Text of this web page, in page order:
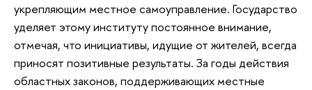
укрепляющим местное самоуправление. Государство
уделяет этому институту постоянное внимание,
отмечая, что инициативы, идущие от жителей, всегда
приносят позитивные результаты. За годы действия
областных законов, поддерживающих местные